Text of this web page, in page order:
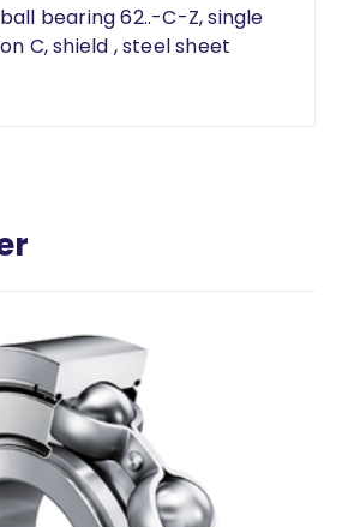
bearing 62..-C-Z, single
C, shield , steel sheet